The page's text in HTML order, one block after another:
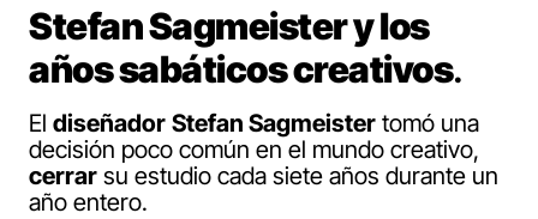
Stefan Sagmeister y los
años sabáticos creativos.
El diseñador Stefan Sagmeister tomó una
decisión poco común en el mundo creativo,
cerrar su estudio cada siete años durante un
año entero.